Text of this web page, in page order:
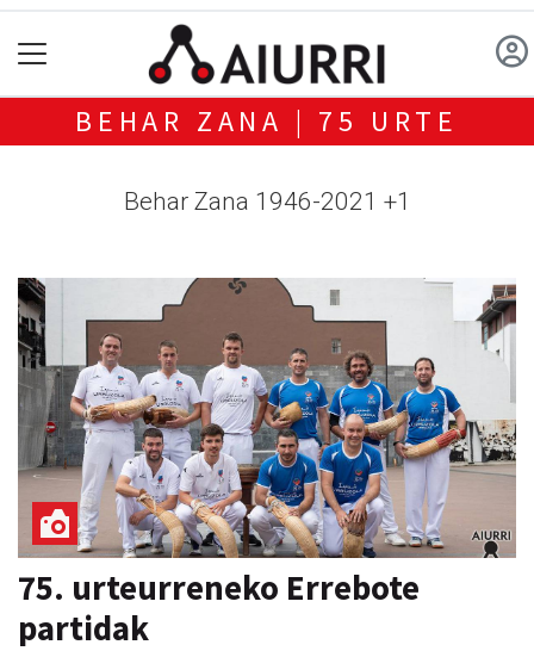
BEHAR ZANA | 75 URTE
Behar Zana 1946-2021 +1
75. urteurreneko Errebote
partidak